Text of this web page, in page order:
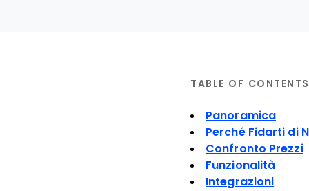
TABLE OF CONTENTS
Panoramica
Perché Fidarti di
Confronto Prezzi
Funzionalità
Integrazioni